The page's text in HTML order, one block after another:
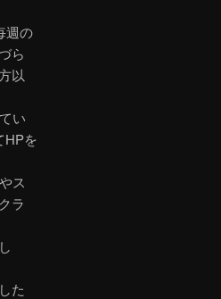
週の
ら
以
い
HPを
ス
ラ
た